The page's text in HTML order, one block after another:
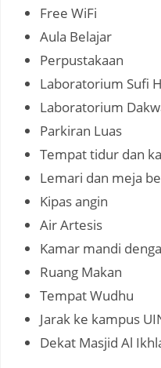
Free WiFi
Aula Belajar
Perpustakaan
Laboratorium Sufi
Laboratorium
Parkiran Luas
Tempat tidur dan
Lemari dan meja
Kipas angin
Air Artesis
Kamar mandi
Ruang Makan
Tempat Wudhu
Jarak ke kampus
Dekat Masjid Al